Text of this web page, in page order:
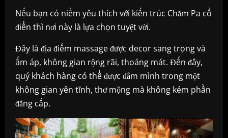
Nếu bạn có niềm yêu thích với kiến trúc Chăm Pa cổ
điển thì nơi này là lựa chọn tuyệt vời.
Đây là địa điểm massage được decor sang trọng và
ấm áp, không gian rộng rãi, thoáng mát. Đến đây,
quý khách hàng có thể được đắm mình trong một
không gian yên tĩnh, thơ mộng mà không kém phần
đẳng cấp.